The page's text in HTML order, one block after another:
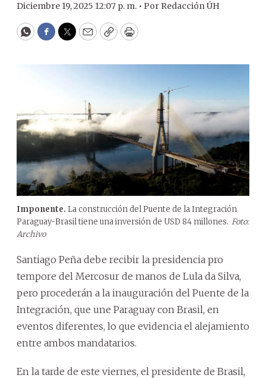
Diciembre 19, 2025 12:07 p. m. • Por Redacción ÚH
WhatsApp
Facebook
Twitter
EmailCopyPrint
Imponente. La construcción del Puente de la Integración
Paraguay-Brasil tiene una inversión de USD 84 millones. Foto:
Archivo
Santiago Peña debe recibir la presidencia pro
tempore del Mercosur de manos de Lula da Silva,
pero procederán a la inauguración del Puente de la
Integración, que une Paraguay con Brasil, en
eventos diferentes, lo que evidencia el alejamiento
entre ambos mandatarios.
En la tarde de este viernes, el presidente de Brasil,